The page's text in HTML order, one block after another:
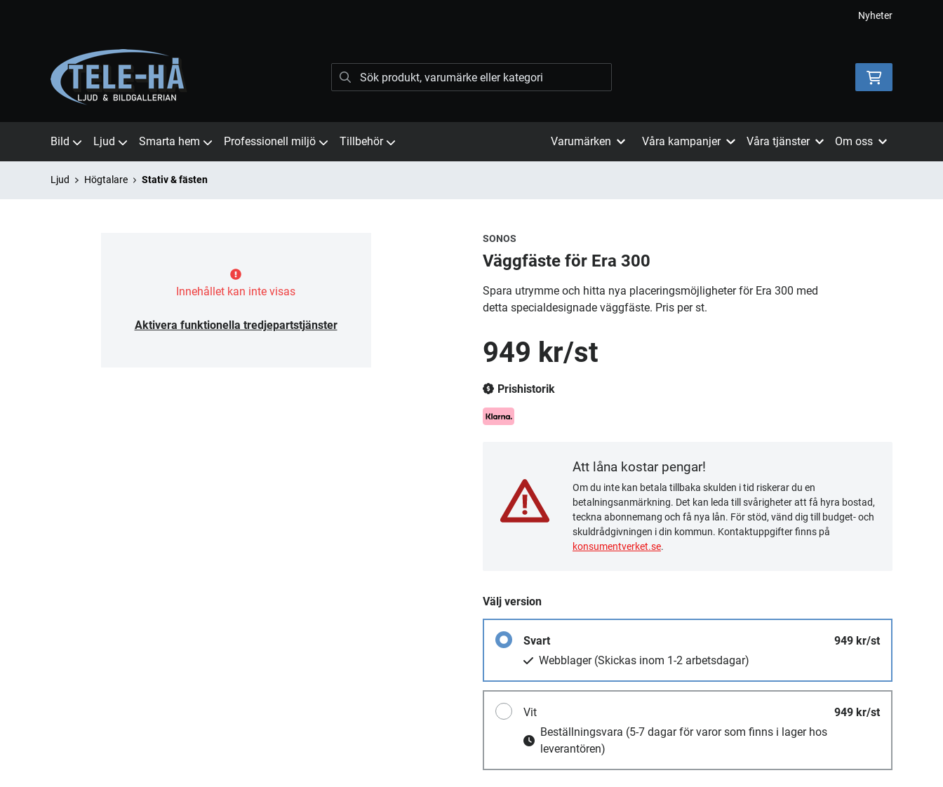
Nyheter
Bild Ljud Smarta hem Professionell miljö Tillbehör Varumärken Våra kampanjer Våra tjänster Om oss
Ljud Högtalare Stativ & fästen
Innehållet kan inte visas
Aktivera funktionella tredjepartstjänster
SONOS
Väggfäste för Era 300
​Spara utrymme och hitta nya placeringsmöjligheter för Era 300 med
detta specialdesignade väggfäste. Pris per st.
949 kr/st
Prishistorik
Att låna kostar pengar!
Om du inte kan betala tillbaka skulden i tid riskerar du en
betalningsanmärkning. Det kan leda till svårigheter att få hyra bostad,
teckna abonnemang och få nya lån. För stöd, vänd dig till budget- och
skuldrådgivningen i din kommun. Kontaktuppgifter finns på
konsumentverket.se.
Välj version
Svart
949 kr/st
Webblager (Skickas inom 1-2 arbetsdagar)
Vit
949 kr/st
Beställningsvara (5-7 dagar för varor som finns i lager hos
leverantören)